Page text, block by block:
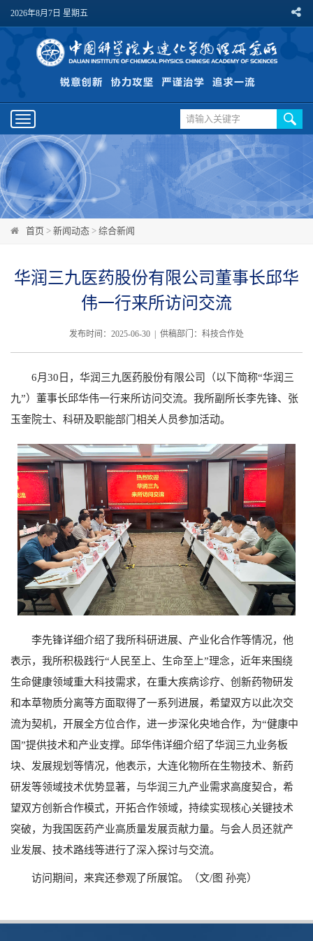
2026年8月7日 星期五
Toggle
navigation
首页 > 新闻动态 > 综合新闻
华润三九医药股份有限公司董事长邱华
伟一行来所访问交流
发布时间：2025-06-30 | 供稿部门：科技合作处
6月30日，华润三九医药股份有限公司（以下简称“华润三
九”）董事长邱华伟一行来所访问交流。我所副所长李先锋、张
玉奎院士、科研及职能部门相关人员参加活动。
李先锋详细介绍了我所科研进展、产业化合作等情况，他
表示，我所积极践行“人民至上、生命至上”理念，近年来围绕
生命健康领域重大科技需求，在重大疾病诊疗、创新药物研发
和本草物质分离等方面取得了一系列进展，希望双方以此次交
流为契机，开展全方位合作，进一步深化央地合作，为“健康中
国”提供技术和产业支撑。邱华伟详细介绍了华润三九业务板
块、发展规划等情况，他表示，大连化物所在生物技术、新药
研发等领域技术优势显著，与华润三九产业需求高度契合，希
望双方创新合作模式，开拓合作领域，持续实现核心关键技术
突破，为我国医药产业高质量发展贡献力量。与会人员还就产
业发展、技术路线等进行了深入探讨与交流。
访问期间，来宾还参观了所展馆。（文/图 孙亮）